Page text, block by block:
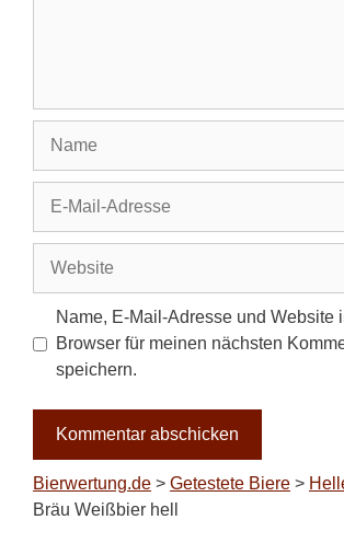
Adresse
Name, E-Mail-Adresse und Website
Browser für meinen nächsten
speichern.
Bierwertung.de > Getestete Biere >
Bräu Weißbier hell